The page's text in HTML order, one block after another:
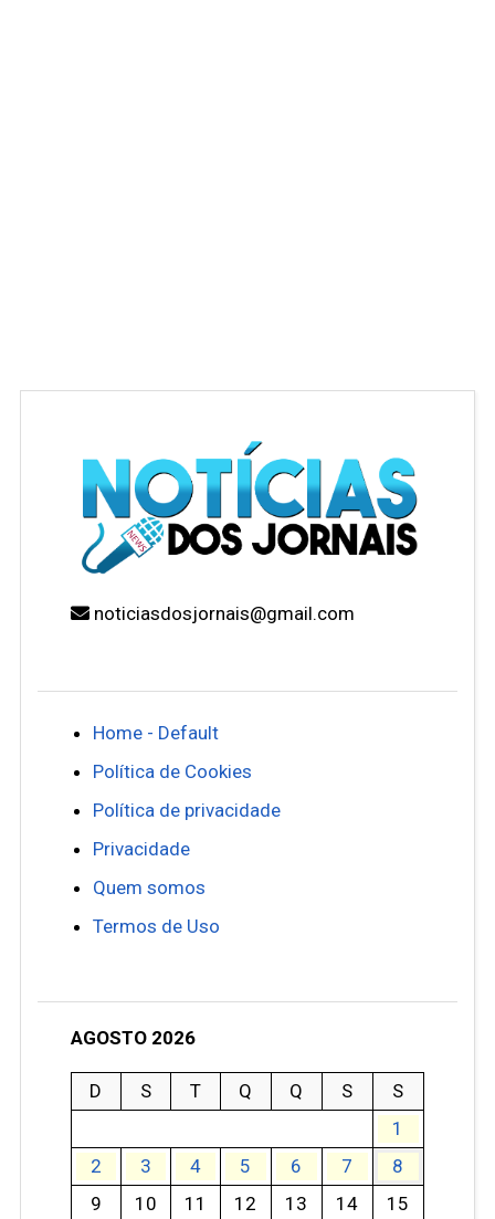
noticiasdosjornais@gmail.com
Home - Default
Política de Cookies
Política de privacidade
Privacidade
Quem somos
Termos de Uso
AGOSTO 2026
D S T Q Q S
S
1
2
3 4 5 6 7
8
9
10 11 12 13 14 15